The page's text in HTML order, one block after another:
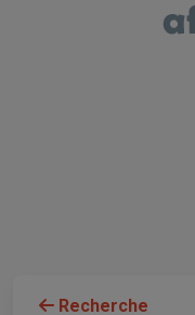
Recherche